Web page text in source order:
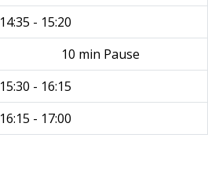
14:35 - 15:20
10 min Pause
15:30 - 16:15
16:15 - 17:00